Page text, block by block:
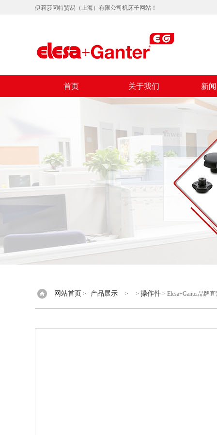
伊莉莎冈特贸易（上海）有限公司机床子网站！
首页 关于我们 新
网站首页 > 产品展示 > > 操作件 > Elesa+Ganter品牌